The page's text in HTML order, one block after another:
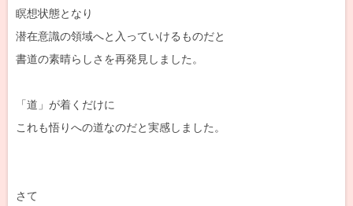
瞑想状態となり
潜在意識の領域へと入っていけるものだと
書道の素晴らしさを再発見しました。
「道」が着くだけに
これも悟りへの道なのだと実感しました。
さて